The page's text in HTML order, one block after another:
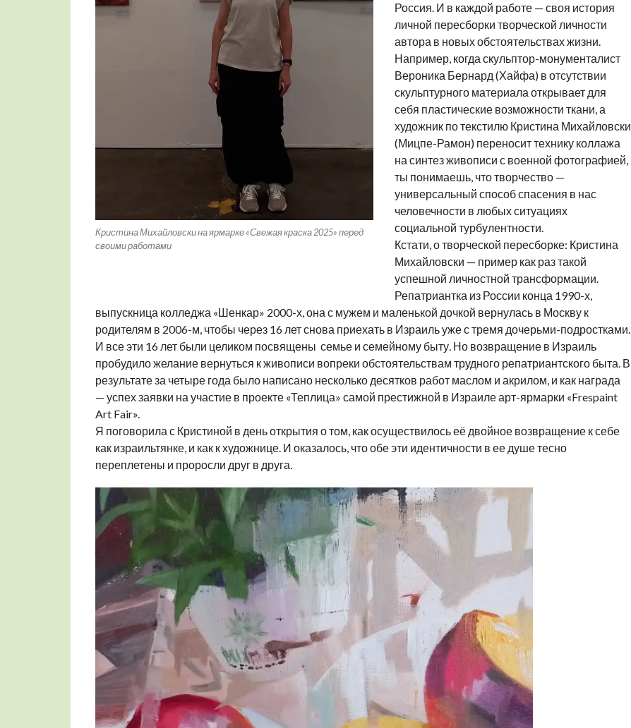
Кристина Михайловски на ярмарке «Свежая краска 2025» перед
своими работами
Россия. И в каждой работе — своя история
личной пересборки творческой личности
автора в новых обстоятельствах жизни.
Например, когда скульптор-монументалист
Вероника Бернард (Хайфа) в отсутствии
скульптурного материала открывает для
себя пластические возможности ткани, а
художник по текстилю Кристина Михайловски
(Мицпе-Рамон) переносит технику коллажа
на синтез живописи с военной фотографией,
ты понимаешь, что творчество —
универсальный способ спасения в нас
человечности в любых ситуациях
социальной турбулентности.
Кстати, о творческой пересборке: Кристина
Михайловски — пример как раз такой
успешной личностной трансформации.
Репатриантка из России конца 1990-х,
выпускница колледжа «Шенкар» 2000-х, она с мужем и маленькой дочкой вернулась в Москву к
родителям в 2006-м, чтобы через 16 лет снова приехать в Израиль уже с тремя дочерьми-подростками.
И все эти 16 лет были целиком посвящены семье и семейному быту. Но возвращение в Израиль
пробудило желание вернуться к живописи вопреки обстоятельствам трудного репатриантского быта. В
результате за четыре года было написано несколько десятков работ маслом и акрилом, и как награда
— успех заявки на участие в проекте «Теплица» самой престижной в Израиле арт-ярмарки «Frespaint
Art Fair».
Я поговорила с Кристиной в день открытия о том, как осуществилось её двойное возвращение к себе
как израильтянке, и как к художнице. И оказалось, что обе эти идентичности в ее душе тесно
переплетены и проросли друг в друга.